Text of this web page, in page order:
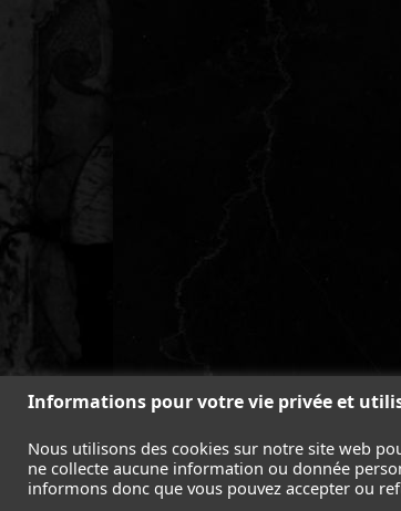
Informations pour votre vie privée et
Nous utilisons des cookies sur notre site web
ne collecte aucune information ou donnée
informons donc que vous pouvez accepter ou
ACCUEIL
TOMB